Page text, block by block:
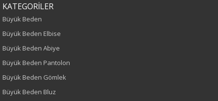
Kalıp
Büyük Beden
Boy
80
KATEGORİLER
Büyük Beden
Büyük Beden Elbise
Büyük Beden Abiye
Büyük Beden Pantolon
Büyük Beden Gömlek
Büyük Beden Bluz